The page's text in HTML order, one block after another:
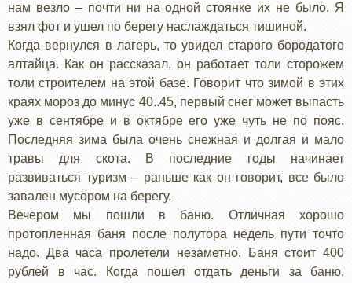
нам везло – почти ни на одной стоянке их не было. Я
взял фот и ушел по берегу наслаждаться тишиной.
Когда вернулся в лагерь, то увидел старого бородатого
алтайца. Как он рассказал, он работает толи сторожем
толи строителем на этой базе. Говорит что зимой в этих
краях мороз до минус 40..45, первый снег может выпасть
уже в сентябре и в октябре его уже чуть не по пояс.
Последняя зима была очень снежная и долгая и мало
травы для скота. В последние годы начинает
развиваться туризм – раньше как он говорит, все было
завален мусором на берегу.
Вечером мы пошли в баню. Отличная хорошо
протопленная баня после полутора недель пути точто
надо. Два часа пролетели незаметно. Баня стоит 400
рублей в час. Когда пошел отдать деньги за баню,